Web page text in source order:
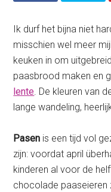
Ik durf het bijna niet
misschien wel meer
keuken in om
paasbrood maken en
lente. De kleuren van
lange wandeling,
Pasen is een tijd vol
zijn: voordat april
kinderen al voor de
chocolade paaseieren